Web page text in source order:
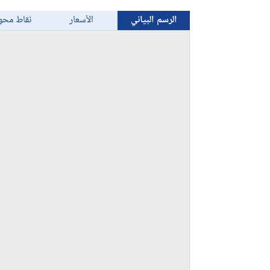
الرسم البياني الأسعار نقاط